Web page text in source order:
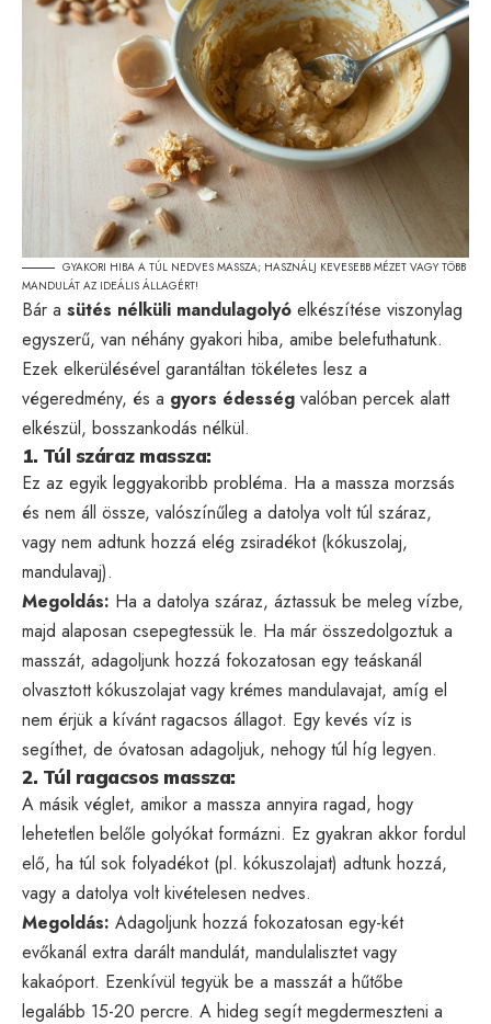
GYAKORI HIBA A TÚL NEDVES MASSZA; HASZNÁLJ KEVESEBB MÉZET VAGY TÖBB
MANDULÁT AZ IDEÁLIS ÁLLAGÉRT!
Bár a sütés nélküli mandulagolyó elkészítése viszonylag
egyszerű, van néhány gyakori hiba, amibe belefuthatunk.
Ezek elkerülésével garantáltan tökéletes lesz a
végeredmény, és a gyors édesség valóban percek alatt
elkészül, bosszankodás nélkül.
1. Túl száraz massza:
Ez az egyik leggyakoribb probléma. Ha a massza morzsás
és nem áll össze, valószínűleg a datolya volt túl száraz,
vagy nem adtunk hozzá elég zsiradékot (kókuszolaj,
mandulavaj).
Megoldás: Ha a datolya száraz, áztassuk be meleg vízbe,
majd alaposan csepegtessük le. Ha már összedolgoztuk a
masszát, adagoljunk hozzá fokozatosan egy teáskanál
olvasztott kókuszolajat vagy krémes mandulavajat, amíg el
nem érjük a kívánt ragacsos állagot. Egy kevés víz is
segíthet, de óvatosan adagoljuk, nehogy túl híg legyen.
2. Túl ragacsos massza:
A másik véglet, amikor a massza annyira ragad, hogy
lehetetlen belőle golyókat formázni. Ez gyakran akkor fordul
elő, ha túl sok folyadékot (pl. kókuszolajat) adtunk hozzá,
vagy a datolya volt kivételesen nedves.
Megoldás: Adagoljunk hozzá fokozatosan egy-két
evőkanál extra darált mandulát, mandulalisztet vagy
kakaóport. Ezenkívül tegyük be a masszát a hűtőbe
legalább 15-20 percre. A hideg segít megdermeszteni a